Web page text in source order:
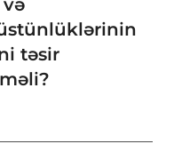
təsir